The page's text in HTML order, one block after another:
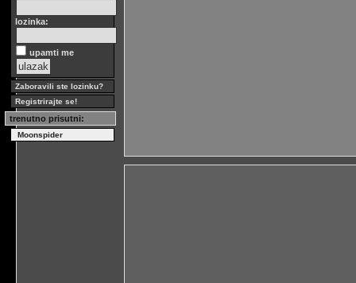
lozinka:
upamti me
Zaboravili ste lozinku?
Registrirajte se!
trenutno prisutni:
Moonspider